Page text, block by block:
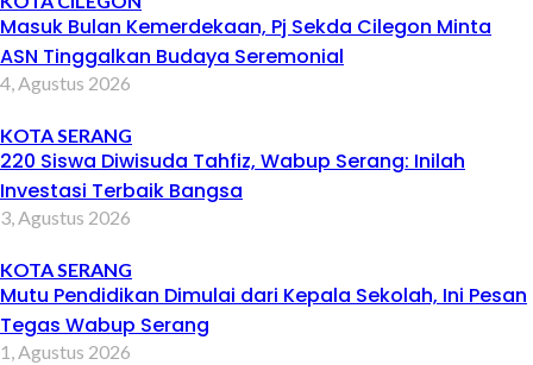
Masuk Bulan Kemerdekaan, Pj Sekda Cilegon Minta
ASN Tinggalkan Budaya Seremonial
4, Agustus 2026
KOTA SERANG
220 Siswa Diwisuda Tahfiz, Wabup Serang: Inilah
Investasi Terbaik Bangsa
3, Agustus 2026
KOTA SERANG
Mutu Pendidikan Dimulai dari Kepala Sekolah, Ini Pesan
Tegas Wabup Serang
1, Agustus 2026